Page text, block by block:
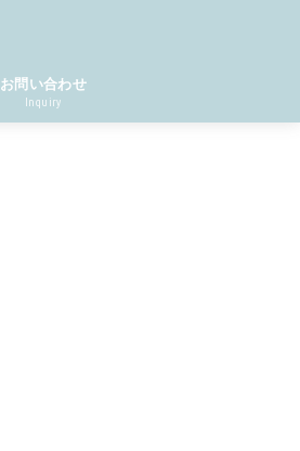
お問い合わせ
Inquiry